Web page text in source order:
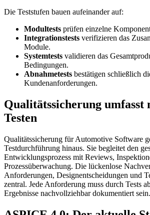
Die Teststufen bauen aufeinander auf:
Modultests prüfen einzelne
Integrationstests verifizieren das
Module.
Systemtests validieren das
Bedingungen.
Abnahmetests bestätigen schließlich
Kundenanforderungen.
Qualitätssicherung umfasst
Testen
Qualitätssicherung für Automotive Software
Testdurchführung hinaus. Sie begleitet den
Entwicklungsprozess mit Reviews,
Prozessüberwachung. Die lückenlose
Anforderungen, Designentscheidungen und
zentral. Jede Anforderung muss durch Tests
Ergebnisse nachvollziehbar dokumentiert sein.